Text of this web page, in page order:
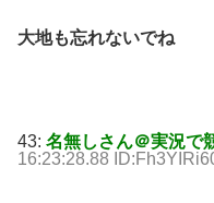
大地も忘れないでね
43: 名無しさん＠実況で
16:23:28.88